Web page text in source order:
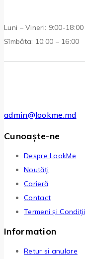
Luni – Vineri: 9:00-18:00
Sîmbăta: 10:00 – 16:00
admin@lookme.md
Cunoaște-ne
Despre LookMe
Noutăți
Carieră
Contact
Termeni și Condiții
Information
Retur si anulare